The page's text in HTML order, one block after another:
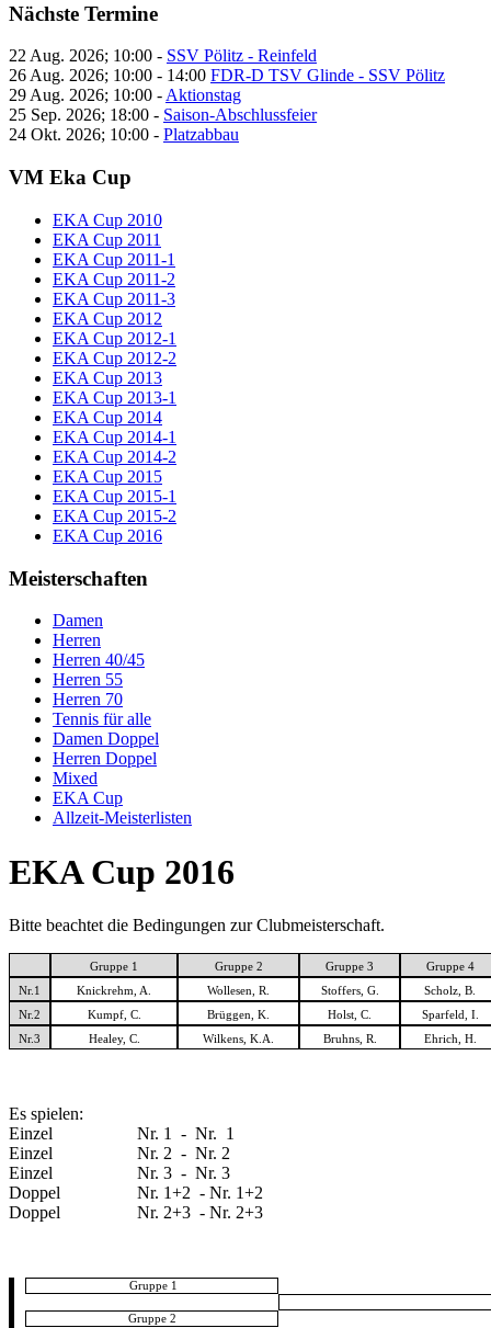
Nächste Termine
22 Aug. 2026; 10:00 - SSV Pölitz - Reinfeld
26 Aug. 2026; 10:00 - 14:00 FDR-D TSV Glinde - SSV Pölitz
29 Aug. 2026; 10:00 -Aktionstag
25 Sep. 2026; 18:00 - Saison-Abschlussfeier
24 Okt. 2026; 10:00 - Platzabbau
VM Eka Cup
EKA Cup 2010
EKA Cup 2011
EKA Cup 2011-1
EKA Cup 2011-2
EKA Cup 2011-3
EKA Cup 2012
EKA Cup 2012-1
EKA Cup 2012-2
EKA Cup 2013
EKA Cup 2013-1
EKA Cup 2014
EKA Cup 2014-1
EKA Cup 2014-2
EKA Cup 2015
EKA Cup 2015-1
EKA Cup 2015-2
EKA Cup 2016
Meisterschaften
Damen
Herren
Herren 40/45
Herren 55
Herren 70
Tennis für alle
Damen Doppel
Herren Doppel
Mixed
EKA Cup
Allzeit-Meisterlisten
EKA Cup 2016
Bitte beachtet die Bedingungen zur Clubmeisterschaft.
Gruppe 1 Gruppe 2 Gruppe 3
Gruppe 4
Nr.1
Knickrehm, A. Wollesen, R. Stoffers, G.
Scholz, B.
Nr.2
Kumpf, C. Brüggen, K. Holst, C.
Sparfeld, I.
Nr.3
Healey, C. Wilkens, K.A. Bruhns, R. Ehrich, H.
Es spielen:
Einzel
Nr. 1 - Nr. 1
Einzel
Nr. 2 - Nr. 2
Einzel
Nr. 3 - Nr. 3
Doppel
Nr. 1+2 - Nr. 1+2
Doppel
Nr. 2+3 - Nr. 2+3
Gruppe 1
Gruppe 2